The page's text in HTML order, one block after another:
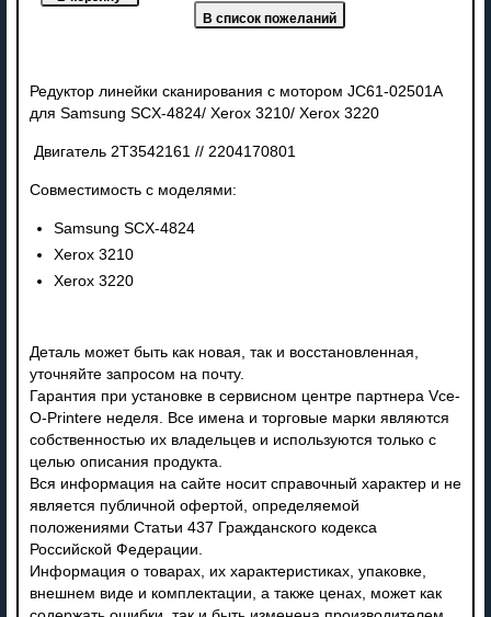
Редуктор линейки сканирования с мотором JC61-02501A
для Samsung SCX-4824/ Xerox 3210/ Xerox 3220
Двигатель 2T3542161 // 2204170801
Совместимость с моделями:
Samsung SCX-4824
Xerox 3210
Xerox 3220
Деталь может быть как новая, так и восстановленная,
уточняйте запросом на почту.
Гарантия при установке в сервисном центре партнера Vce-
O-Printere неделя. Все имена и торговые марки являются
собственностью их владельцев и используются только с
целью описания продукта.
Вся информация на сайте носит справочный характер и не
является публичной офертой, определяемой
положениями Статьи 437 Гражданского кодекса
Российской Федерации.
Информация о товарах, их характеристиках, упаковке,
внешнем виде и комплектации, а также ценах, может как